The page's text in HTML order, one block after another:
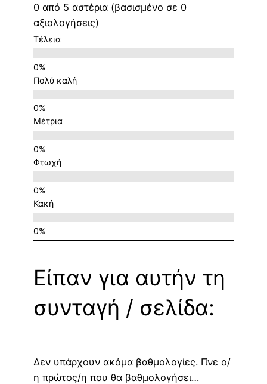
0 από 5 αστέρια (βασισμένο σε 0
αξιολογήσεις)
Τέλεια
Πολύ καλή
Μέτρια
Φτωχή
Κακή
Είπαν για αυτήν τη
συνταγή / σελίδα:
Δεν υπάρχουν ακόμα βαθμολογίες. Γίνε ο/
η πρώτος/η που θα βαθμολογήσει…